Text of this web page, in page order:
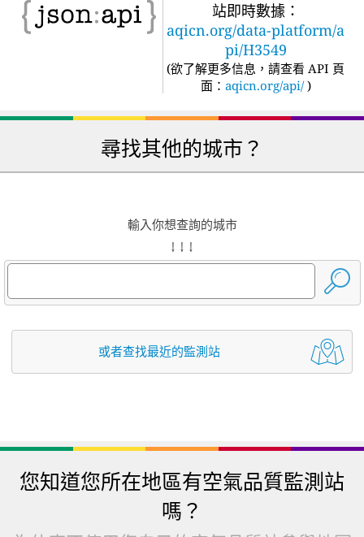
站即時數據：
aqicn.org/data-platform/a
pi/H3549
(欲了解更多信息，請查看 API 頁
面： aqicn.org/api/ )
尋找其他的城市？
輸入你想查詢的城市
↓ ↓ ↓
或者查找最近的監測站
您知道您所在地區有空氣品質監測站
嗎？